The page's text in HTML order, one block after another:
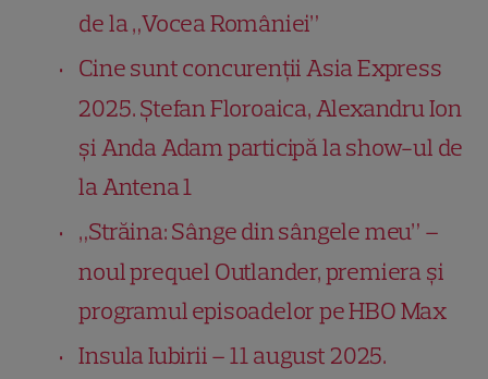
de la „Vocea României”
Cine sunt concurenții Asia Express
2025. Ștefan Floroaica, Alexandru Ion
și Anda Adam participă la show-ul de
la Antena 1
„Străina: Sânge din sângele meu” –
noul prequel Outlander, premiera și
programul episoadelor pe HBO Max
Insula Iubirii – 11 august 2025.